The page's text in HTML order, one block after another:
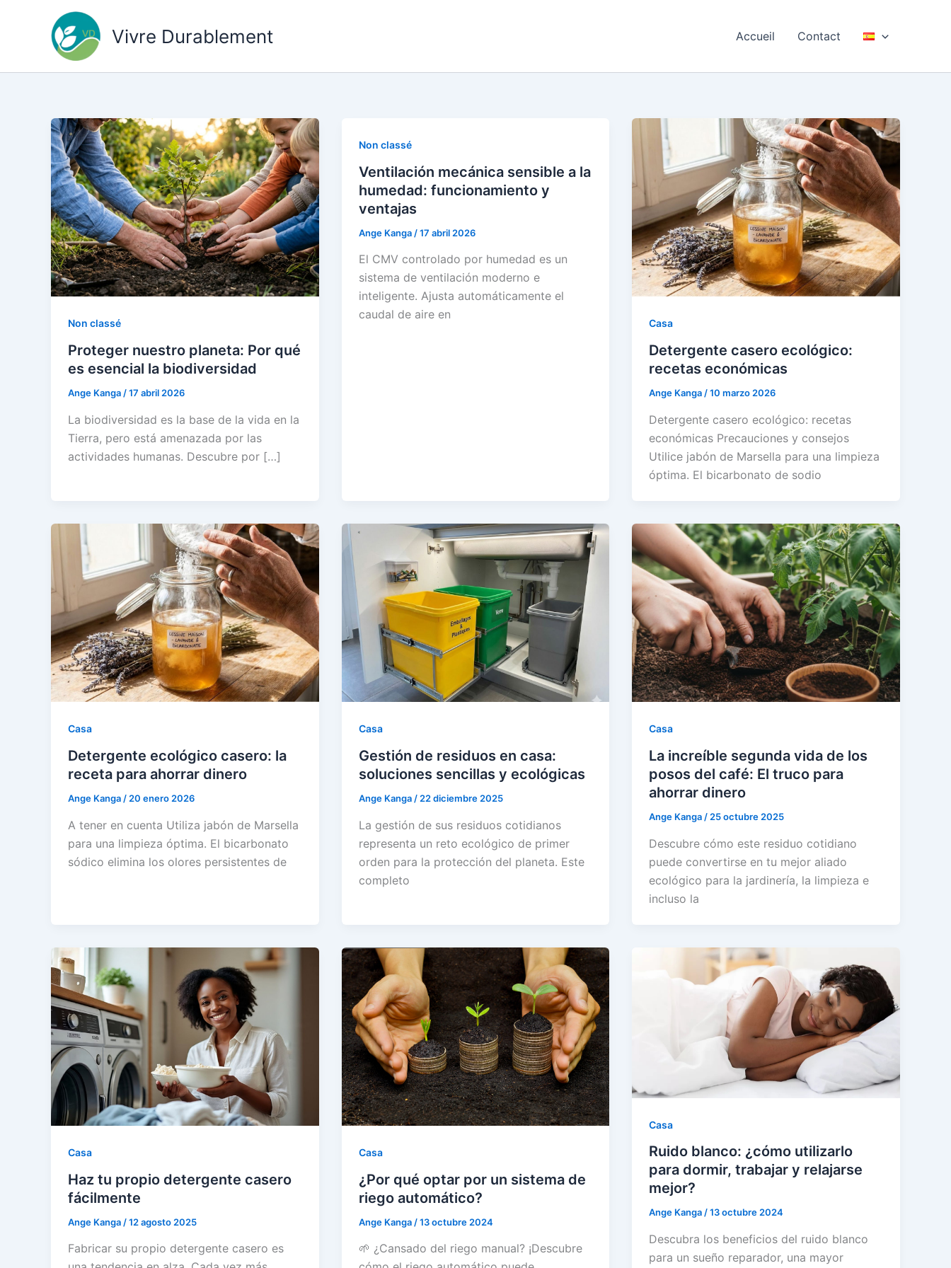
contenido
Vivre Durablement Accueil Contact
Non classé
Proteger nuestro planeta: Por qué
es esencial la biodiversidad
Ange Kanga/17 abril 2026
La biodiversidad es la base de la vida en la
Tierra, pero está amenazada por las
actividades humanas. Descubre por […]
Non classé
Ventilación mecánica sensible a la
humedad: funcionamiento y
ventajas
Ange Kanga /17 abril 2026
El CMV controlado por humedad es un
sistema de ventilación moderno e
inteligente. Ajusta automáticamente el
caudal de aire en
Casa
Detergente casero ecológico:
recetas económicas
Ange Kanga/10 marzo 2026
Detergente casero ecológico: recetas
económicas Precauciones y consejos
Utilice jabón de Marsella para una limpieza
óptima. El bicarbonato de sodio
Casa
Detergente ecológico casero: la
receta para ahorrar dinero
Ange Kanga / 20 enero 2026
A tener en cuenta Utiliza jabón de Marsella
para una limpieza óptima. El bicarbonato
sódico elimina los olores persistentes de
Casa
Gestión de residuos en casa:
soluciones sencillas y ecológicas
Ange Kanga / 22 diciembre 2025
La gestión de sus residuos cotidianos
representa un reto ecológico de primer
orden para la protección del planeta. Este
completo
Casa
La increíble segunda vida de los
posos del café: El truco para
ahorrar dinero
Ange Kanga / 25 octubre 2025
Descubre cómo este residuo cotidiano
puede convertirse en tu mejor aliado
ecológico para la jardinería, la limpieza e
incluso la
Casa
Haz tu propio detergente casero
fácilmente
Ange Kanga /12 agosto 2025
Fabricar su propio detergente casero es
Casa
¿Por qué optar por un sistema de
riego automático?
Ange Kanga /13 octubre 2024
🌱 ¿Cansado del riego manual? ¡Descubre
Casa
Ruido blanco: ¿cómo utilizarlo
para dormir, trabajar y relajarse
mejor?
Ange Kanga/13 octubre 2024
Descubra los beneficios del ruido blanco
para un sueño reparador, una mayor